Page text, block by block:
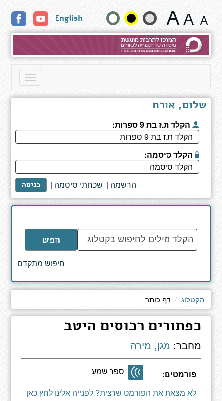
כותר
שנה
גודל
טקסט
English
Toggle
שלום, אורח
הקלד ת.ז בת 9 ספרות:
הקלד סיסמה:
כניסה | שכחתי סיסמה | הרשמה
הקלד
מילים
לחיפוש
חפש
חיפוש מתקדם
הקטלוג דף כותר
כפתורים רכוסים היטב
מחבר: מגן, מירה
פורמטים: ספר שמע
לא מצאת את הפורמט שרצית? לפנייה אלינו לחץ כאן